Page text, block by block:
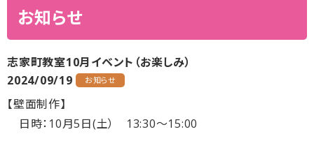
お知らせ
志家町教室10月イベント（お楽しみ）
2024/09/19
お知らせ
【壁面制作】
日時：10月5日(土） 13:30～15:00